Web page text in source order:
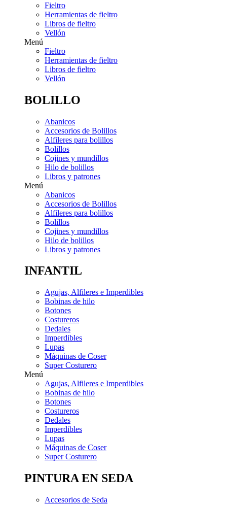
Fieltro
Herramientas de fieltro
Libros de fieltro
Vellón
Menú
Fieltro
Herramientas de fieltro
Libros de fieltro
Vellón
BOLILLO
Abanicos
Accesorios de Bolillos
Alfileres para bolillos
Bolillos
Cojines y mundillos
Hilo de bolillos
Libros y patrones
Menú
Abanicos
Accesorios de Bolillos
Alfileres para bolillos
Bolillos
Cojines y mundillos
Hilo de bolillos
Libros y patrones
INFANTIL
Agujas, Alfileres e Imperdibles
Bobinas de hilo
Botones
Costureros
Dedales
Imperdibles
Lupas
Máquinas de Coser
Super Costurero
Menú
Agujas, Alfileres e Imperdibles
Bobinas de hilo
Botones
Costureros
Dedales
Imperdibles
Lupas
Máquinas de Coser
Super Costurero
PINTURA EN SEDA
Accesorios de Seda